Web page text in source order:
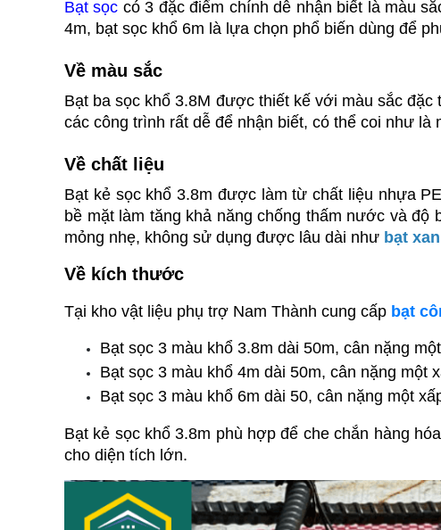
Bạt sọc có 3 đặc điểm chính dễ nhận biết là màu
4m, bạt sọc khổ 6m là lựa chọn phổ biến dùng để
Về màu sắc
Bạt ba sọc khổ 3.8M được thiết kế với màu sắc
các công trình rất dễ để nhận biết, có thể coi như là
Về chất liệu
Bạt kẻ sọc khổ 3.8m được làm từ chất liệu nhựa
bề mặt làm tăng khả năng chống thấm nước và
mỏng nhẹ, không sử dụng được lâu dài như bạt
Về kích thước
Tại kho vật liệu phụ trợ Nam Thành cung cấp bạt
Bạt sọc 3 màu khổ 3.8m dài 50m, cân nặng
Bạt sọc 3 màu khổ 4m dài 50m, cân nặng một
Bạt sọc 3 màu khổ 6m dài 50, cân nặng một
Bạt kẻ sọc khổ 3.8m phù hợp để che chắn hàng
cho diện tích lớn.